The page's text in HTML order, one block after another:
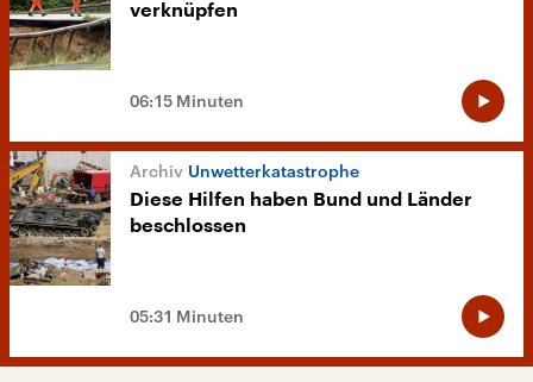
verknüpfen
06:15 Minuten
Unwetterkatastrophe
Diese Hilfen haben Bund und Länder
beschlossen
05:31 Minuten